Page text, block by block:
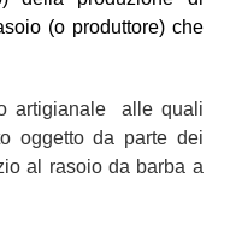
(o produttore) che
artigianale
alle quali
oggetto da parte dei
al rasoio da barba a